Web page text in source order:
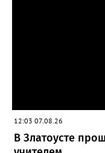
12:03 07.08.26
В Златоусте